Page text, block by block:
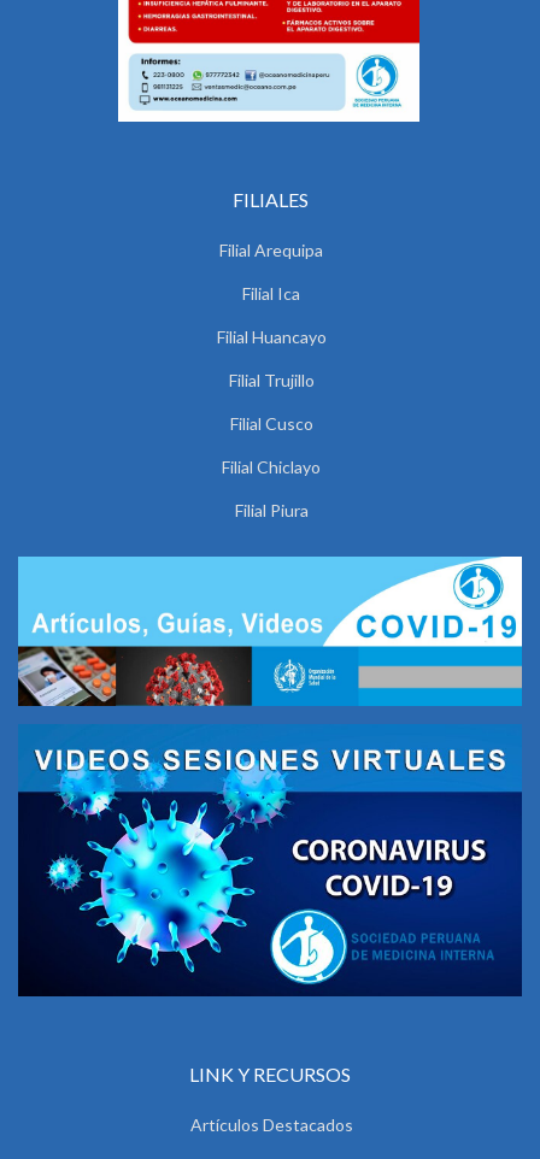
FILIALES
Filial Arequipa
Filial Ica
Filial Huancayo
Filial Trujillo
Filial Cusco
Filial Chiclayo
Filial Piura
LINK Y RECURSOS
Artículos Destacados